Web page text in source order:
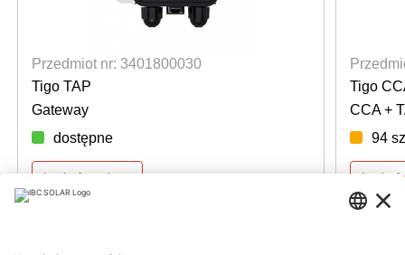
Przedmiot nr: 3401800030
Tigo TAP
Gateway
dostępne
Login for prices
Tigo
CCA +
94
Login